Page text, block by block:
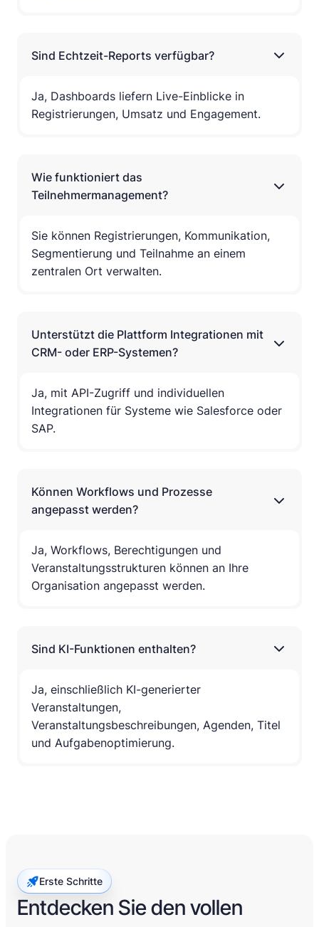
Sind Echtzeit-Reports verfügbar?
Ja, Dashboards liefern Live-Einblicke in
Registrierungen, Umsatz und Engagement.
Wie funktioniert das
Teilnehmermanagement?
Sie können Registrierungen, Kommunikation,
Segmentierung und Teilnahme an einem
zentralen Ort verwalten.
Unterstützt die Plattform Integrationen mit
CRM- oder ERP-Systemen?
Ja, mit API-Zugriff und individuellen
Integrationen für Systeme wie Salesforce oder
SAP.
Können Workflows und Prozesse
angepasst werden?
Ja, Workflows, Berechtigungen und
Veranstaltungsstrukturen können an Ihre
Organisation angepasst werden.
Sind KI-Funktionen enthalten?
Ja, einschließlich KI-generierter
Veranstaltungen,
Veranstaltungsbeschreibungen, Agenden, Titel
und Aufgabenoptimierung.
Erste Schritte
Entdecken Sie den vollen